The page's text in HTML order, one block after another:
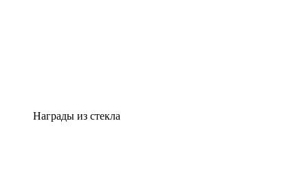
Награды из стекла